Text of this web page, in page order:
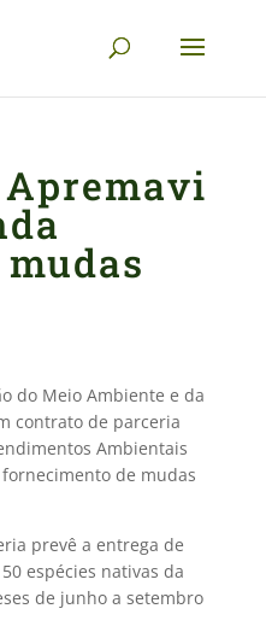
do Meio Ambiente e da
contrato de parceria
Ambientais
fornecimento de mudas
prevê a entrega de
espécies nativas da
de junho a setembro